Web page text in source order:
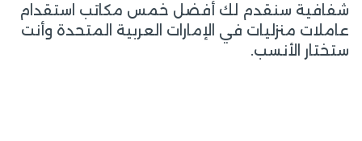
شفافية سنقدم لك أفضل خمس مكاتب استقدام
عاملات منزليات في الإمارات العربية المتحدة وأنت
ستختار الأنسب.